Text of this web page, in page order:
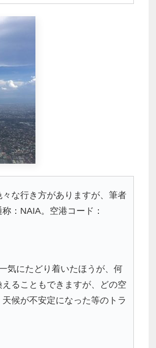
な行き方がありますが、筆者
：NAIA。空港コード：
気にたどり着いたほうが、何
ることもできますが、どの空
候が不安定になった等のトラ